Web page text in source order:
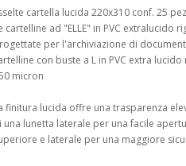
cartella lucida 220x310 conf. 25
cartelline ad "ELLE" in PVC extralucido
per l'archiviazione di
con buste a L in PVC extra
micron
finitura lucida offre una trasparenza
una lunetta laterale per una facile
e laterale per una maggiore